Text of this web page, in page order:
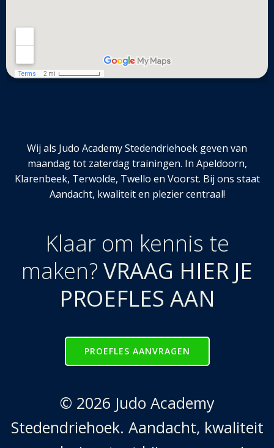
Wij als Judo Academy Stedendriehoek geven van
maandag tot zaterdag trainingen. In Apeldoorn,
Klarenbeek, Terwolde, Twello en Voorst. Bij ons staat
Aandacht, kwaliteit en plezier centraal!
Klaar om kennis te
maken? VRAAG HIER JE
PROEFLES AAN
PROEFLES AANVRAGEN
© 2026 Judo Academy
Stedendriehoek. Aandacht, kwaliteit